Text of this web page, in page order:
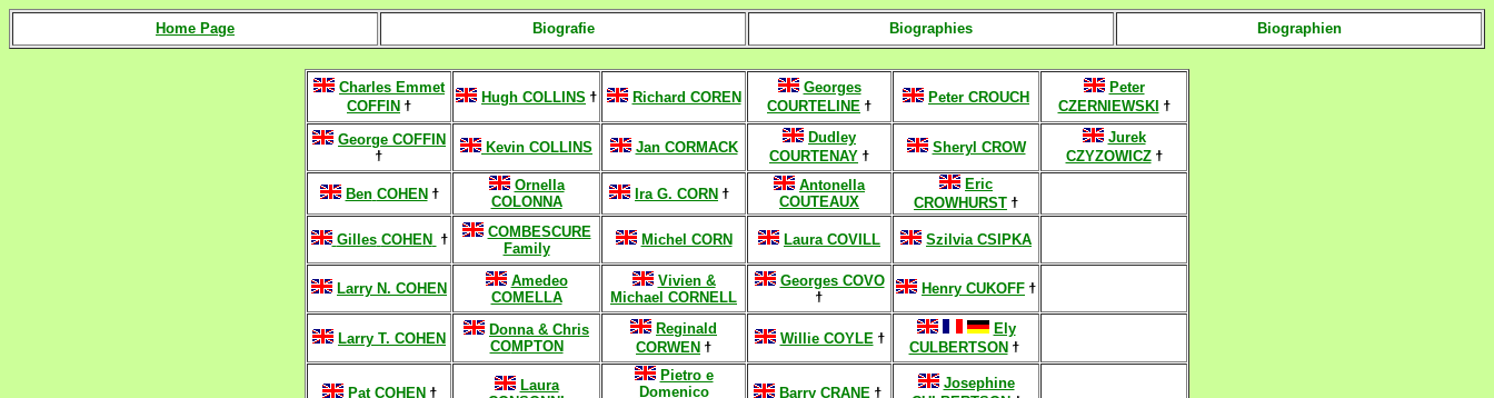
Home Page Biografie Biographies Biographien
Charles Emmet
COFFIN ϯ
Hugh COLLINS ϯ Richard COREN
Georges
COURTELINE ϯ
Peter CROUCH
Peter
CZERNIEWSKI ϯ
George COFFIN
ϯ
Kevin COLLINS Jan CORMACK
Dudley
COURTENAY ϯ
Sheryl CROW
Jurek
CZYZOWICZ ϯ
Ben COHEN ϯ
Ornella
COLONNA
Ira G. CORN ϯ
Antonella
COUTEAUX
Eric
CROWHURST ϯ
Gilles COHEN ϯ
COMBESCURE
Family
Michel CORN Laura COVILL Szilvia CSIPKA
Larry N. COHEN
Amedeo
COMELLA
Vivien &
Michael CORNELL
Georges COVO
ϯ
Henry CUKOFF ϯ
Larry T. COHEN
Donna & Chris
COMPTON
Reginald
CORWEN ϯ
Willie COYLE ϯ
Ely
CULBERTSON ϯ
Pat COHEN ϯ
Laura
Pietro e
Domenico
Barry CRANE ϯ
Josephine